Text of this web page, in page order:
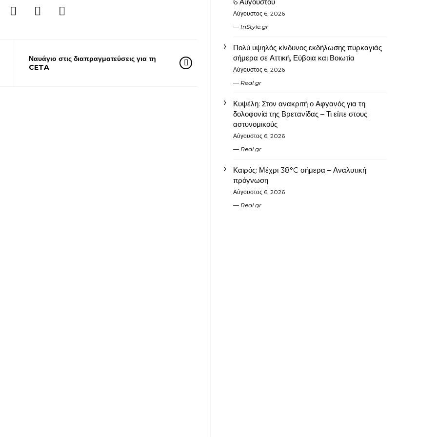
Ναυάγιο στις διαπραγματεύσεις για τη
CETA
Αύγουστος 6, 2026
InStyle.gr
Πολύ υψηλός κίνδυνος εκδήλωσης πυρκαγιάς
σήμερα σε Αττική, Εύβοια και Βοιωτία
Αύγουστος 6, 2026
Real.gr
Κυψέλη: Στον ανακριτή ο Αφγανός για τη
δολοφονία της Βρετανίδας – Τι είπε στους
αστυνομικούς
Αύγουστος 6, 2026
Real.gr
Καιρός: Μέχρι 38°C σήμερα – Αναλυτική
πρόγνωση
Αύγουστος 6, 2026
Real.gr